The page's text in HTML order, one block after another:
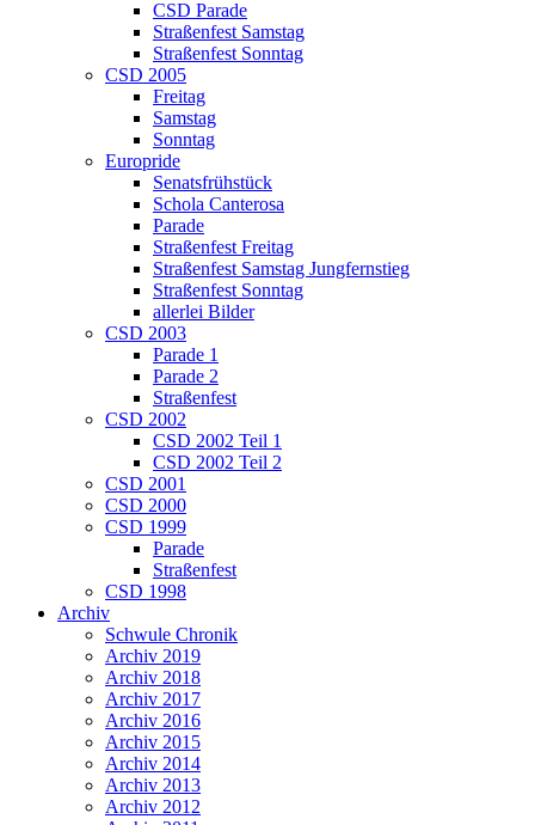
CSD Parade
Straßenfest Samstag
Straßenfest Sonntag
CSD 2005
Freitag
Samstag
Sonntag
Europride
Senatsfrühstück
Schola Canterosa
Parade
Straßenfest Freitag
Straßenfest Samstag Jungfernstieg
Straßenfest Sonntag
allerlei Bilder
CSD 2003
Parade 1
Parade 2
Straßenfest
CSD 2002
CSD 2002 Teil 1
CSD 2002 Teil 2
CSD 2001
CSD 2000
CSD 1999
Parade
Straßenfest
CSD 1998
Archiv
Schwule Chronik
Archiv 2019
Archiv 2018
Archiv 2017
Archiv 2016
Archiv 2015
Archiv 2014
Archiv 2013
Archiv 2012